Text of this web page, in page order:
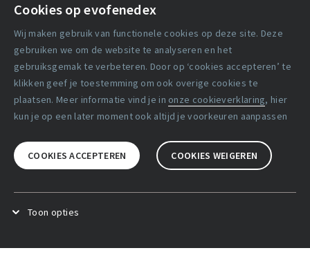
Cookies op evofenedex
Wij maken gebruik van functionele cookies op deze site. Deze
gebruiken we om de website te analyseren en het
gebruiksgemak te verbeteren. Door op ‘cookies accepteren’ te
klikken geef je toestemming om ook overige cookies te
plaatsen. Meer informatie vind je in onze cookieverklaring, hier
kun je op een later moment ook altijd je voorkeuren aanpassen
COOKIES ACCEPTEREN COOKIES WEIGEREN
Toon opties
Algemene voorwaarden
Cookie verklaring
Copyright statement
Lidmaatschapsvoorwaarden
Disclaimer
Privacy verklaring